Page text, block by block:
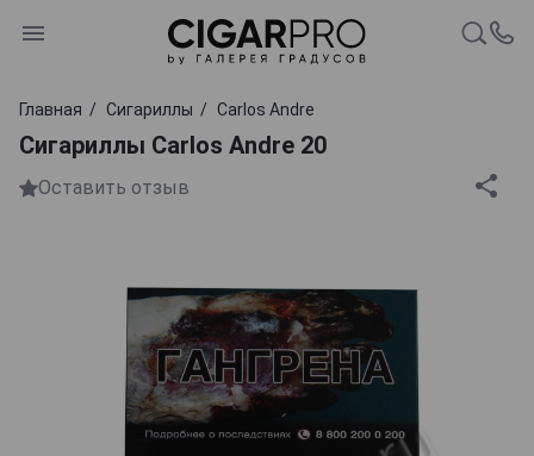
Главная Сигариллы Carlos Andre
Cигариллы Carlos Andre 20
Оставить отзыв